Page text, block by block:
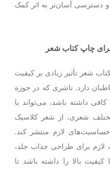
دسترسی آسان‌تر به اثر کمک
برای چاپ کتاب‌ شعر
شعر تأثیر زیادی بر کیفیت
دارد. ناشری که در حوزه
داشته باشد، می‌تواند با
شعری، از شعر کلاسیک
حساسیت‌های لازم منتشر کند.
لازم برای طراحی جذاب جلد،
بالا را داشته باشد تا